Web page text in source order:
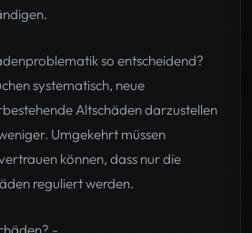
so entscheidend?
systematisch, neue
Altschäden darzustellen
Umgekehrt müssen
können, dass nur die
reguliert werden.